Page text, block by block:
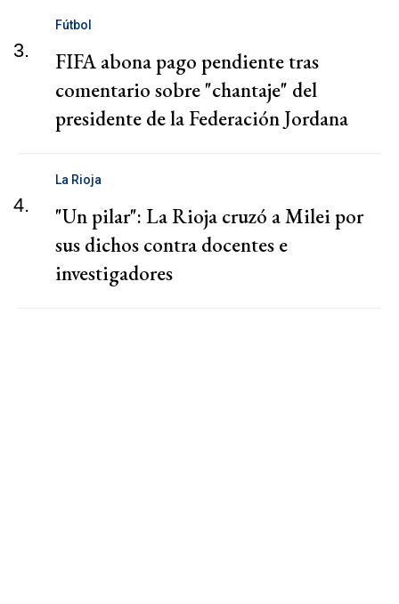
3.
Fútbol
FIFA abona pago pendiente tras
comentario sobre "chantaje" del
presidente de la Federación Jordana
4.
La Rioja
"Un pilar": La Rioja cruzó a Milei por
sus dichos contra docentes e
investigadores